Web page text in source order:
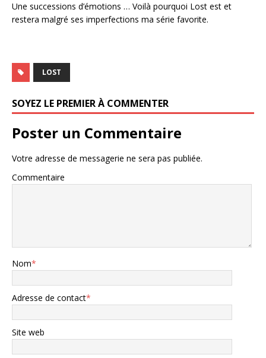
Une successions d’émotions … Voilà pourquoi Lost est et
restera malgré ses imperfections ma série favorite.
LOST
SOYEZ LE PREMIER À COMMENTER
Poster un Commentaire
Votre adresse de messagerie ne sera pas publiée.
Commentaire
Nom*
Adresse de contact*
Site web